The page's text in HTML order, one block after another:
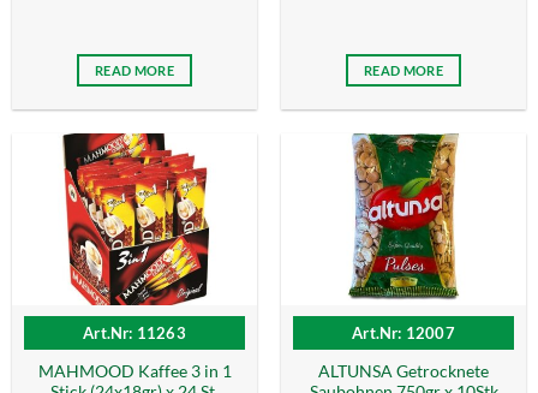
READ MORE READ MORE
Art.Nr: 11263
MAHMOOD Kaffee 3 in 1
Art.Nr: 12007
ALTUNSA Getrocknete